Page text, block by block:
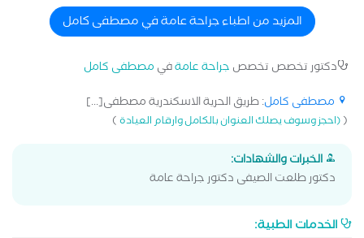
الثدي واعاده بناء الثدي
المزيد من اطباء جراحة عامة في مصطفى كامل
دكتور تخصص تخصص جراحة عامةفي مصطفى كامل
مصطفى كامل: طريق الحرية الاسكندرية مصطفى[...]
((احجز وسوف يصلك العنوان بالكامل وارقام العيادة)
الخبرات والشهادات:
دكتور طلعت الصيفى دكتور جراحة عامة
الخدمات الطبية: